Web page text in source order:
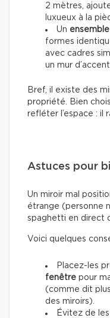
2 mètres,
luxueux à la
Un
formes
avec cadres
un mur
Bref, il existe des
propriété. Bien
refléter l’espace : il
Astuces pour
Un miroir mal
étrange (personne
spaghetti en direct
Voici quelques
Placez-les
fenêtre pour
(comme dit
des miroirs).
Évitez de